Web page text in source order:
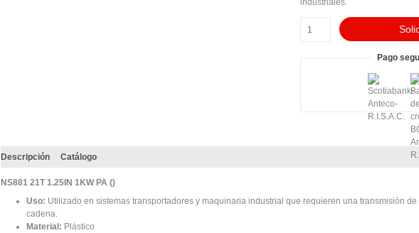
industriales.
PA
Pago
Descripción Catálogo
NS881 21T 1.25IN 1KW PA ()
Uso: Utilizado en sistemas transportadores y maquinaria industrial que requieren una transmisión
cadena.
Material: Plástico